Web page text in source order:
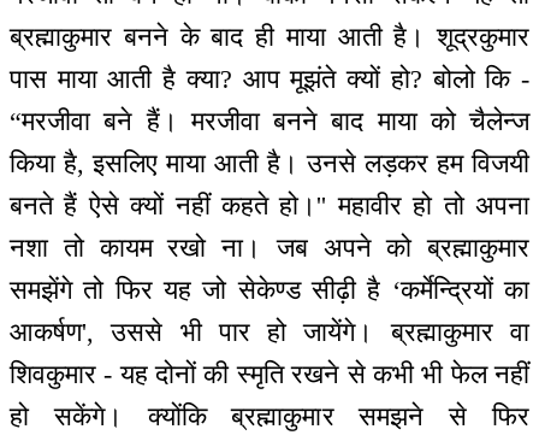
ब्रह्माकुमार बनने के बाद ही माया आती है। शूद्रकुमार
पास माया आती है क्या? आप मूझंते क्यों हो? बोलो कि -
“मरजीवा बने हैं। मरजीवा बनने बाद माया को चैलेन्ज
किया है, इसलिए माया आती है। उनसे लड़कर हम विजयी
बनते हैं ऐसे क्यों नहीं कहते हो।'' महावीर हो तो अपना
नशा तो कायम रखो ना। जब अपने को ब्रह्माकुमार
समझेंगे तो फिर यह जो सेकेण्ड सीढ़ी है ‘कर्मेन्द्रियों का
आकर्षण', उससे भी पार हो जायेंगे। ब्रह्माकुमार वा
शिवकुमार - यह दोनों की स्मृति रखने से कभी भी फेल नहीं
हो सकेंगे। क्योंकि ब्रह्माकुमार समझने से फिर